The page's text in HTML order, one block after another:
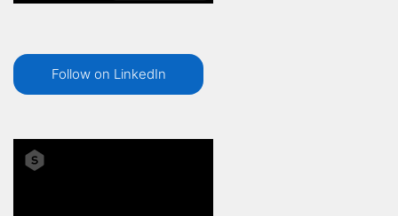
Follow on LinkedIn